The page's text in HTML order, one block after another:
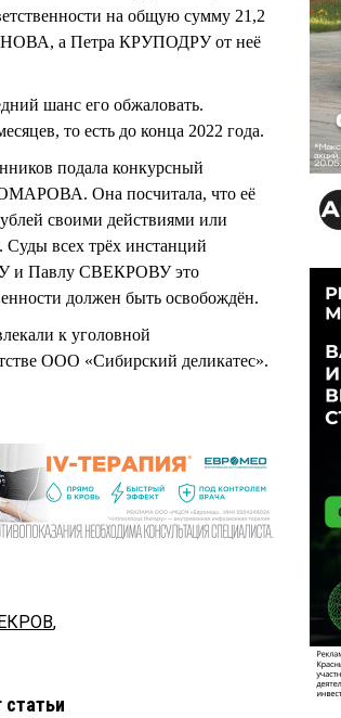
на общую сумму 21,2
а Петра КРУПОДРУ от неё
шанс его обжаловать.
то есть до конца 2022 года.
подала конкурсный
Она посчитала, что её
своими действиями или
Суды всех трёх инстанций
и Павлу СВЕКРОВУ это
должен быть освобождён.
к уголовной
ООО «Сибирский деликатес».
,
статьи